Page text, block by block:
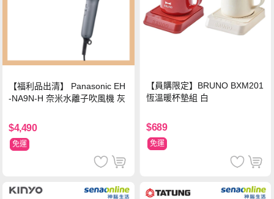
【福利品出清】 Panasonic EH
-NA9N-H 奈米水離子吹風機 灰
$4,490
免運
【員購限定】BRUNO BXM201
恆溫暖杯墊組 白
$689
免運